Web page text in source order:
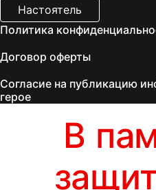
Настоятель
Политика
Договор оферты
Согласие на публикацию
герое
В